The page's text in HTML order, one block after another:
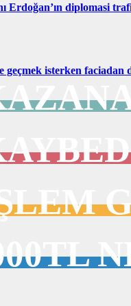
Erdoğan’ın diplomasi
geçmek isterken faciadan